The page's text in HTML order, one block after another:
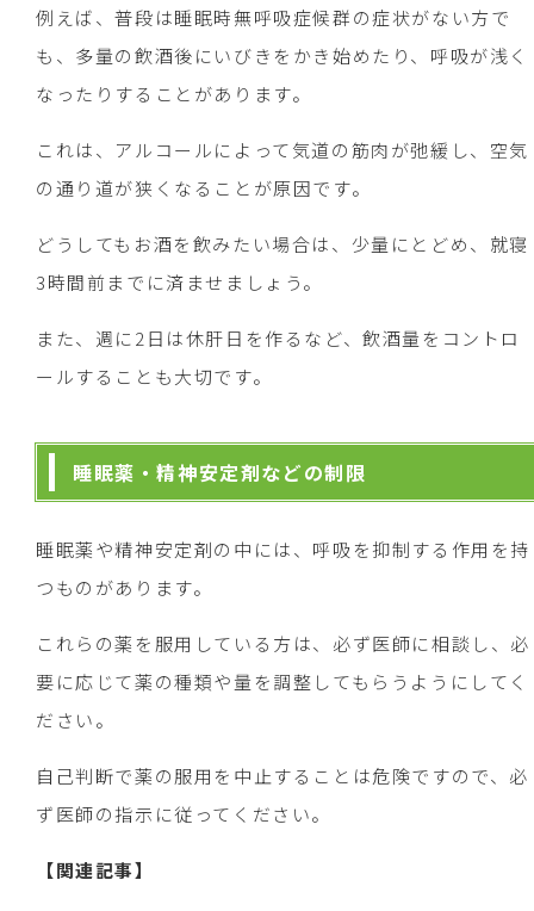
例えば、普段は睡眠時無呼吸症候群の症状がない方で
も、多量の飲酒後にいびきをかき始めたり、呼吸が浅く
なったりすることがあります。
これは、アルコールによって気道の筋肉が弛緩し、空気
の通り道が狭くなることが原因です。
どうしてもお酒を飲みたい場合は、少量にとどめ、就寝
3時間前までに済ませましょう。
また、週に2日は休肝日を作るなど、飲酒量をコントロ
ールすることも大切です。
睡眠薬・精神安定剤などの制限
睡眠薬や精神安定剤の中には、呼吸を抑制する作用を持
つものがあります。
これらの薬を服用している方は、必ず医師に相談し、必
要に応じて薬の種類や量を調整してもらうようにしてく
ださい。
自己判断で薬の服用を中止することは危険ですので、必
ず医師の指示に従ってください。
【関連記事】